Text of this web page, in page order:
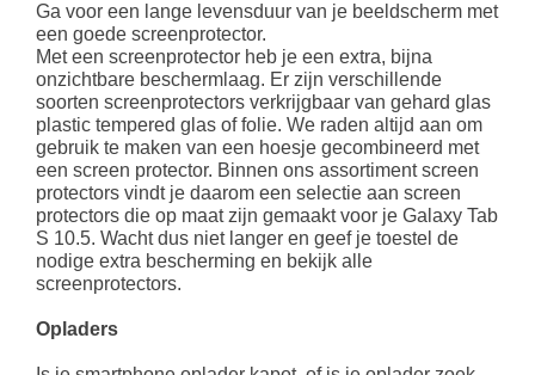
Ga voor een lange levensduur van je beeldscherm met
een goede screenprotector.
Met een screenprotector heb je een extra, bijna
onzichtbare beschermlaag. Er zijn verschillende
soorten screenprotectors verkrijgbaar van gehard glas
plastic tempered glas of folie. We raden altijd aan om
gebruik te maken van een hoesje gecombineerd met
een screen protector. Binnen ons assortiment screen
protectors vindt je daarom een selectie aan screen
protectors die op maat zijn gemaakt voor je Galaxy Tab
S 10.5. Wacht dus niet langer en geef je toestel de
nodige extra bescherming en bekijk alle
screenprotectors.
Opladers